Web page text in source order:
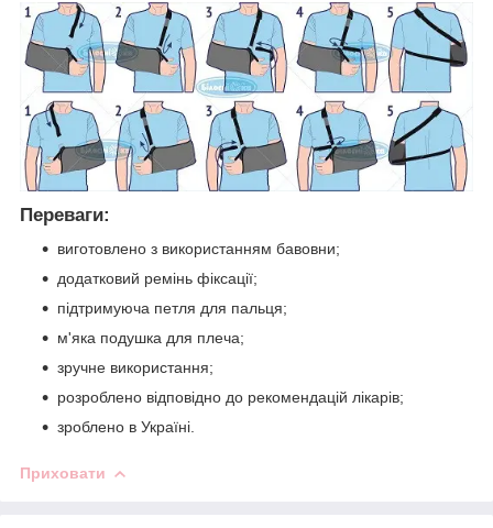
Переваги:
виготовлено з використанням бавовни;
додатковий ремінь фіксації;
підтримуюча петля для пальця;
м'яка подушка для плеча;
зручне використання;
розроблено відповідно до рекомендацій лікарів;
зроблено в Україні.
Приховати